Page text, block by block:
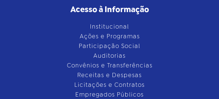
Acesso à Informação
Institucional
Ações e Programas
Participação Social
Auditorias
Convênios e Transferências
Receitas e Despesas
Licitações e Contratos
Empregados Públicos